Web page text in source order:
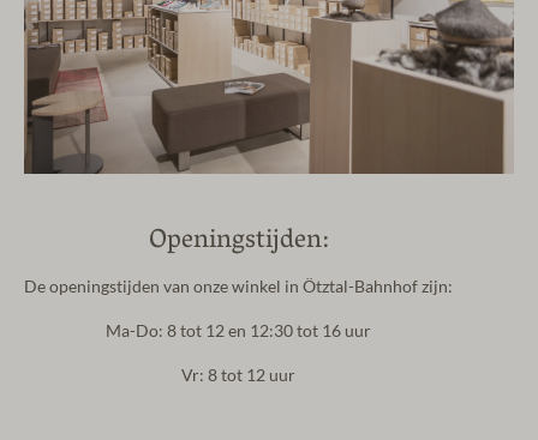
Openingstijden:
De openingstijden van onze winkel in Ötztal-Bahnhof zijn:
Ma-Do: 8 tot 12 en 12:30 tot 16 uur
Vr: 8 tot 12 uur